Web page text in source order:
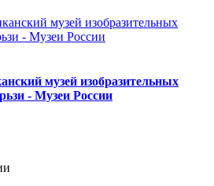
музей изобразительных
- Музеи России